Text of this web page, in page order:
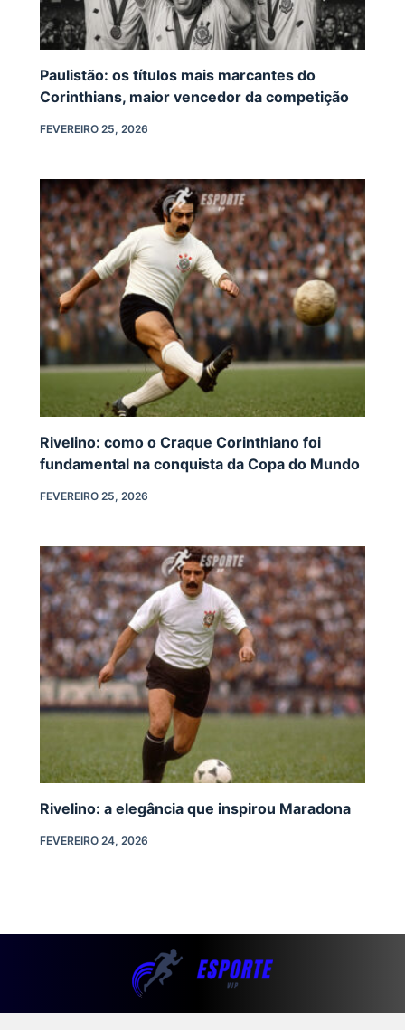
Paulistão: os títulos mais marcantes do
Corinthians, maior vencedor da competição
FEVEREIRO 25, 2026
Rivelino: como o Craque Corinthiano foi
fundamental na conquista da Copa do Mundo
FEVEREIRO 25, 2026
Rivelino: a elegância que inspirou Maradona
FEVEREIRO 24, 2026